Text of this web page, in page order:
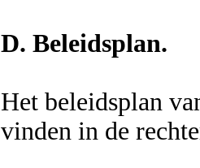
D. Beleidsplan.
Het beleidsplan
vinden in de